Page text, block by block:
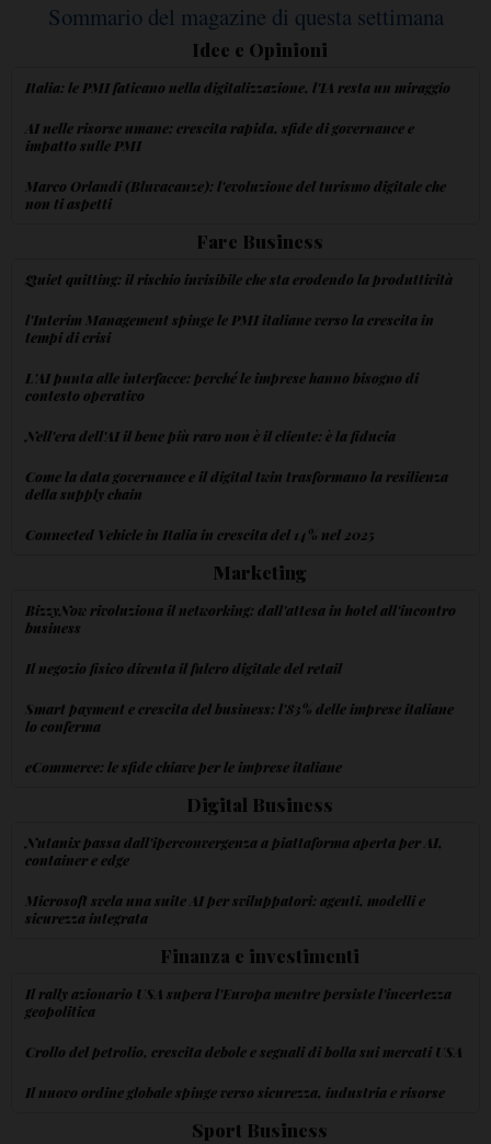
Sommario del magazine di questa settimana
Idee e Opinioni
Italia: le PMI faticano nella digitalizzazione, l'IA resta un miraggio
AI nelle risorse umane: crescita rapida, sfide di governance e
impatto sulle PMI
Marco Orlandi (Bluvacanze): l'evoluzione del turismo digitale che
non ti aspetti
Fare Business
Quiet quitting: il rischio invisibile che sta erodendo la produttività
l'Interim Management spinge le PMI italiane verso la crescita in
tempi di crisi
L'AI punta alle interfacce: perché le imprese hanno bisogno di
contesto operativo
Nell'era dell'AI il bene più raro non è il cliente: è la fiducia
Come la data governance e il digital twin trasformano la resilienza
della supply chain
Connected Vehicle in Italia in crescita del 14% nel 2025
Marketing
BizzyNow rivoluziona il networking: dall'attesa in hotel all'incontro
business
Il negozio fisico diventa il fulcro digitale del retail
Smart payment e crescita del business: l'83% delle imprese italiane
lo conferma
eCommerce: le sfide chiave per le imprese italiane
Digital Business
Nutanix passa dall'iperconvergenza a piattaforma aperta per AI,
container e edge
Microsoft svela una suite AI per sviluppatori: agenti, modelli e
sicurezza integrata
Finanza e investimenti
Il rally azionario USA supera l'Europa mentre persiste l'incertezza
geopolitica
Crollo del petrolio, crescita debole e segnali di bolla sui mercati USA
Il nuovo ordine globale spinge verso sicurezza, industria e risorse
Sport Business